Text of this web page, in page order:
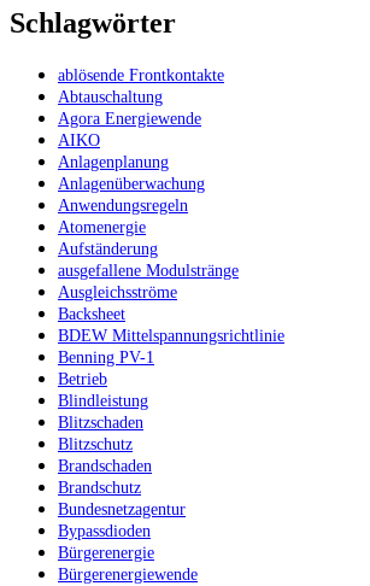
Schlagwörter
ablösende Frontkontakte
Abtauschaltung
Agora Energiewende
AIKO
Anlagenplanung
Anlagenüberwachung
Anwendungsregeln
Atomenergie
Aufständerung
ausgefallene Modulstränge
Ausgleichsströme
Backsheet
BDEW Mittelspannungsrichtlinie
Benning PV-1
Betrieb
Blindleistung
Blitzschaden
Blitzschutz
Brandschaden
Brandschutz
Bundesnetzagentur
Bypassdioden
Bürgerenergie
Bürgerenergiewende